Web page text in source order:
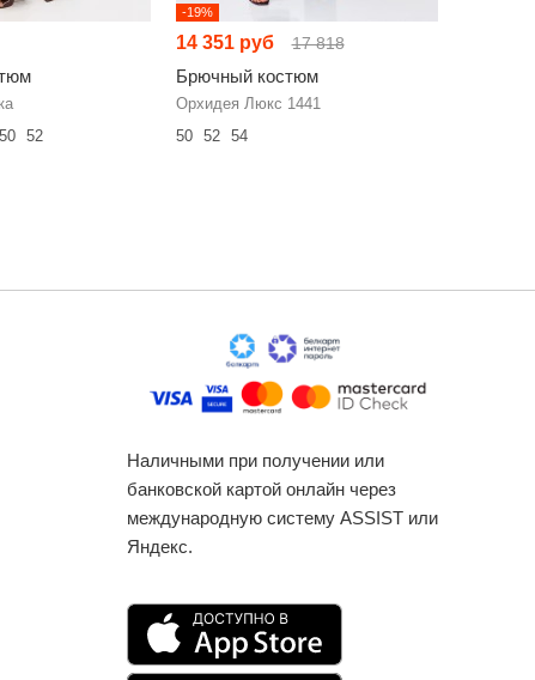
50 52
-19%
14 351 руб 17 818
Брючный костюм
Орхидея Люкс 1441
50
52 54
Наличными при получении или
банковской картой онлайн через
международную систему ASSIST или
Яндекс.